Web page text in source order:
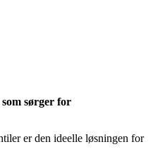
sørger for
er den ideelle løsningen for